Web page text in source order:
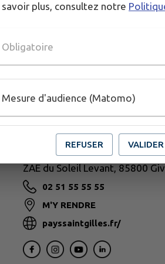
PAYS DE SAINT-GILLES-
ZAE du Soleil Levant, 85800
02 51 55 55 55
M'Y RENDRE
payssaintgilles.fr/
savoir plus, consultez notre
Obligatoire
Mesure d'audience (Matomo)
REFUSER